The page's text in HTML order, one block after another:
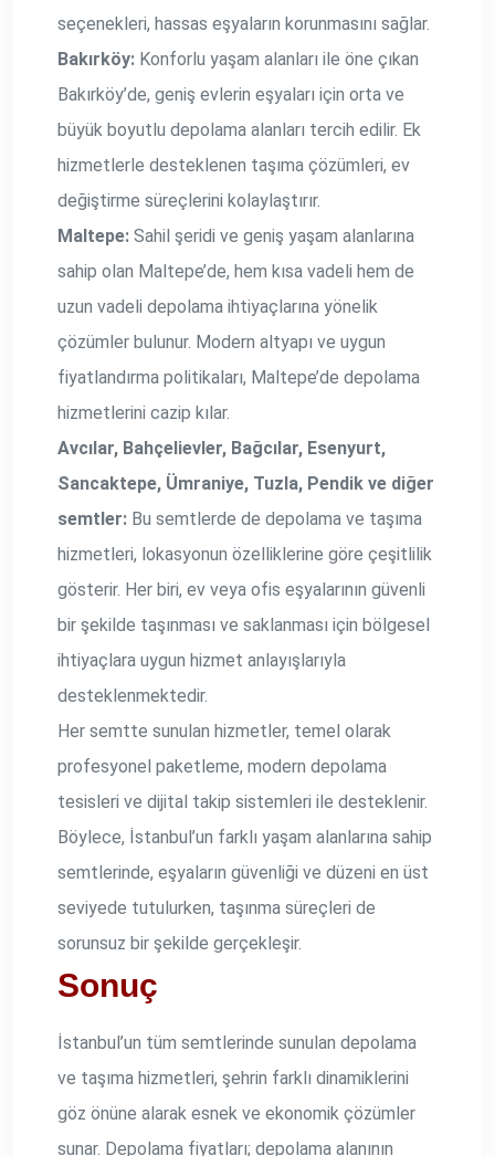
seçenekleri, hassas eşyaların korunmasını sağlar.
Bakırköy: Konforlu yaşam alanları ile öne çıkan
Bakırköy’de, geniş evlerin eşyaları için orta ve
büyük boyutlu depolama alanları tercih edilir. Ek
hizmetlerle desteklenen taşıma çözümleri, ev
değiştirme süreçlerini kolaylaştırır.
Maltepe: Sahil şeridi ve geniş yaşam alanlarına
sahip olan Maltepe’de, hem kısa vadeli hem de
uzun vadeli depolama ihtiyaçlarına yönelik
çözümler bulunur. Modern altyapı ve uygun
fiyatlandırma politikaları, Maltepe’de depolama
hizmetlerini cazip kılar.
Avcılar, Bahçelievler, Bağcılar, Esenyurt,
Sancaktepe, Ümraniye, Tuzla, Pendik ve diğer
semtler: Bu semtlerde de depolama ve taşıma
hizmetleri, lokasyonun özelliklerine göre çeşitlilik
gösterir. Her biri, ev veya ofis eşyalarının güvenli
bir şekilde taşınması ve saklanması için bölgesel
ihtiyaçlara uygun hizmet anlayışlarıyla
desteklenmektedir.
Her semtte sunulan hizmetler, temel olarak
profesyonel paketleme, modern depolama
tesisleri ve dijital takip sistemleri ile desteklenir.
Böylece, İstanbul’un farklı yaşam alanlarına sahip
semtlerinde, eşyaların güvenliği ve düzeni en üst
seviyede tutulurken, taşınma süreçleri de
sorunsuz bir şekilde gerçekleşir.
Sonuç
İstanbul’un tüm semtlerinde sunulan depolama
ve taşıma hizmetleri, şehrin farklı dinamiklerini
göz önüne alarak esnek ve ekonomik çözümler
sunar. Depolama fiyatları; depolama alanının